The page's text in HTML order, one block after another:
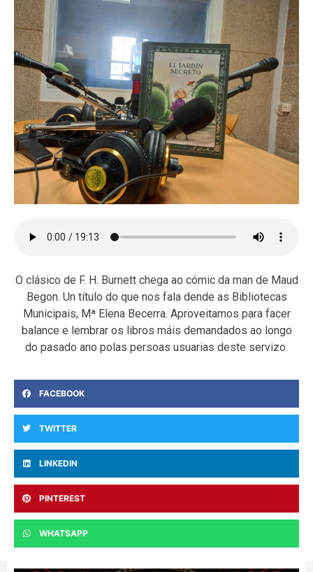
O clásico de F. H. Burnett chega ao cómic da man de Maud
Begon. Un título do que nos fala dende as Bibliotecas
Municipais, Mª Elena Becerra. Aproveitamos para facer
balance e lembrar os libros máis demandados ao longo
do pasado ano polas persoas usuarias deste servizo.
FACEBOOK
TWITTER
LINKEDIN
PINTEREST
WHATSAPP